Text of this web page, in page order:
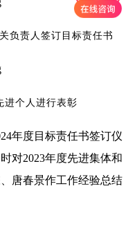
负责人签订目标责任书
进个人进行表彰
年度目标责任书签订仪
对2023年度先进集体和
唐春景作工作经验总结